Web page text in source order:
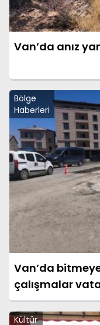
Van’da anız
Bölge
Haberleri
Van’da
çalışmalar
Kültür